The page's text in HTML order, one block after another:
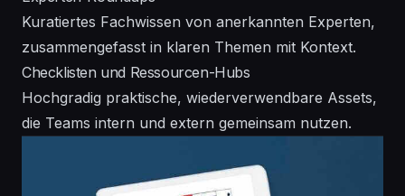
Kuratiertes Fachwissen von anerkannten Experten,
zusammengefasst in klaren Themen mit Kontext.
Checklisten und Ressourcen-Hubs
Hochgradig praktische, wiederverwendbare Assets,
die Teams intern und extern gemeinsam nutzen.